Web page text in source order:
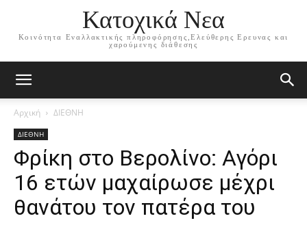
Κατοχικά Νεα
Κοινότητα Εναλλακτικής πληροφόρησης,Ελεύθερης Ερευνας και
χαρούμενης διάθεσης
Αρχική ΔΙΕΘΝΗ
ΔΙΕΘΝΗ
Φρίκη στο Βερολίνο: Αγόρι
16 ετών μαχαίρωσε μέχρι
θανάτου τον πατέρα του